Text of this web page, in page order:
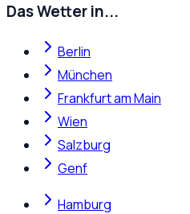
Das Wetter in...
Berlin
München
Frankfurt am Main
Wien
Salzburg
Genf
Hamburg